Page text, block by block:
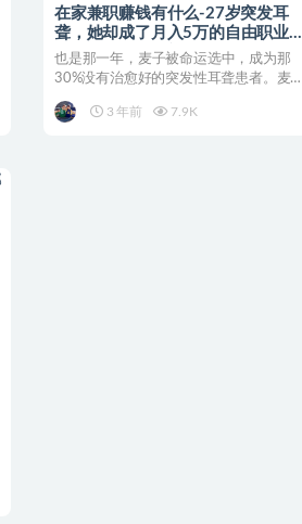
在家兼职赚钱有什么-27岁突发耳
聋，她却成了月入5万的自由职业者
——一个平凡女孩可以如何对抗命运
也是那一年，麦子被命运选中，成为那
30%没有治愈好的突发性耳聋患者。麦子
3 年前
7.9K